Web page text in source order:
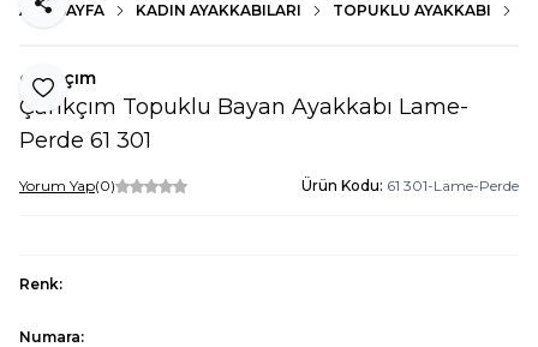
ANA SAYFA KADIN AYAKKABILARI TOPUKLU AYAKKABI
Favoriye Ekle
Paylaş
çarıkçım
Çarıkçım Topuklu Bayan Ayakkabı Lame-
Perde 61 301
Yorum Yap(0) Ürün Kodu: 61 301-Lame-Perde
Renk:
Numara: